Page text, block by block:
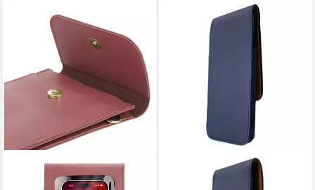
CADORABO
Handytasche für LG G4S
Handytasche Klappetui für